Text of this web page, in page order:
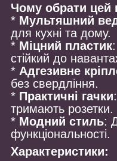
Чому обрати цей
* Мультяшний
для кухні та дому.
* Міцний пластик
стійкий до
* Адгезивне
без свердління.
* Практичні гачки
тримають розетки.
* Модний стиль:
функціональності.
Характеристики: